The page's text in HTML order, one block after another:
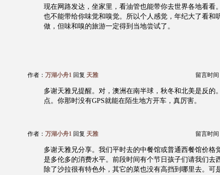
现在网路发达，坐家里，看油管也能带你去世界各地看看
也不能带给你味觉和嗅觉。所以个人感觉，年纪大了看和
做，但味和嗅的旅游一定得到当地尝试了。
作者： 万湖小舟1 回复 天雅 留言时间
多谢天雅兄提醒。对，澳洲在南半球，秋冬和北美是反的
点。你那时没有GPS就能在陌生地方开车，真厉害。
作者： 万湖小舟1 回复 天雅 留言时间
多谢天雅兄分享。我们平时去的中餐馆或普通西餐馆价格
是多伦多的消费水平。前段时间有个节日孩子们请我们去
除了沙拉很有特色外，其它的菜也没有高挡到哪里去。可